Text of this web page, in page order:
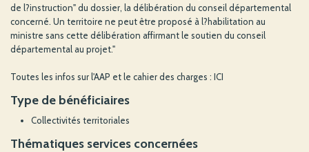
de l?instruction" du dossier, la délibération du conseil départemental
concerné. Un territoire ne peut être proposé à l?habilitation au
ministre sans cette délibération affirmant le soutien du conseil
départemental au projet."
Toutes les infos sur l'AAP et le cahier des charges : ICI
Type de bénéficiaires
Collectivités territoriales
Thématiques services concernées